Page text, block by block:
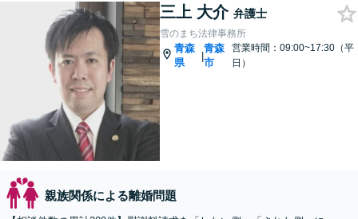
三上 大介 弁護士
雪のまち法律事務所
青森
県
|
青森
市
営業時間：09:00~17:30（平
日）
親族関係による離婚問題